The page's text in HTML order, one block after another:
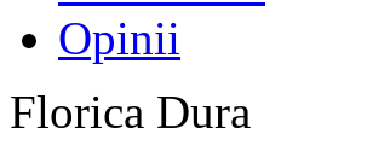
Opinii
Florica Dura